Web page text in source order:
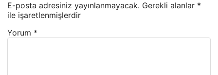
E-posta adresiniz yayınlanmayacak. Gerekli alanlar *
ile işaretlenmişlerdir
Yorum *